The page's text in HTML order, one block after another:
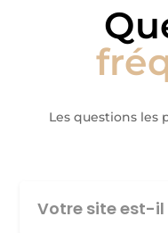
Les questions les
Votre site est-il